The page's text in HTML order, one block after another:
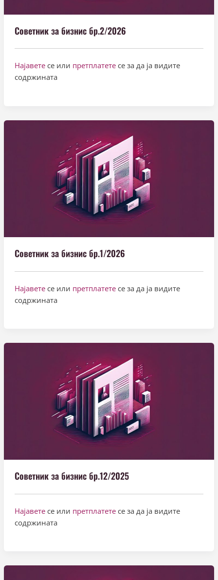
Советник за бизнис бр.2/2026
Најавете се или претплатетесе за да ја видите
содржината
Советник за бизнис бр.1/2026
Најавете се или претплатетесе за да ја видите
содржината
Советник за бизнис бр.12/2025
Најавете се или претплатетесе за да ја видите
содржината